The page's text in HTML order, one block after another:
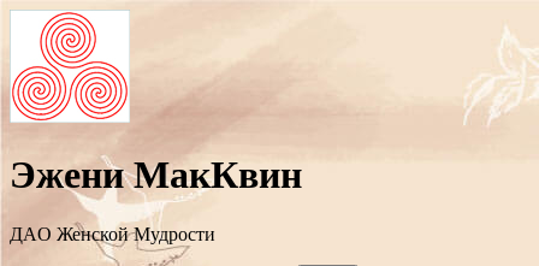
Эжени МакКвин
ДAO Женской Мудрости